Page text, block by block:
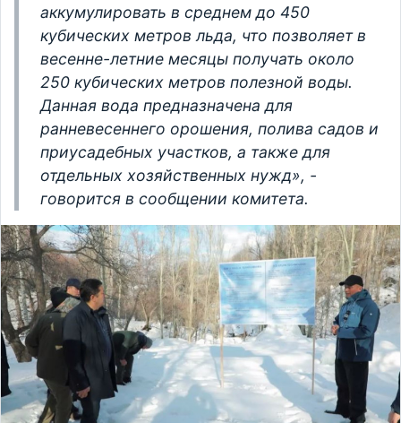
аккумулировать в среднем до 450
кубических метров льда, что позволяет в
весенне-летние месяцы получать около
250 кубических метров полезной воды.
Данная вода предназначена для
ранневесеннего орошения, полива садов и
приусадебных участков, а также для
отдельных хозяйственных нужд», -
говорится в сообщении комитета.